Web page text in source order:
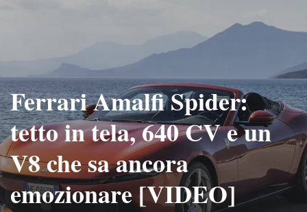
Ferrari Amalfi Spider:
tetto in tela, 640 CV e un
V8 che sa ancora
emozionare [VIDEO]